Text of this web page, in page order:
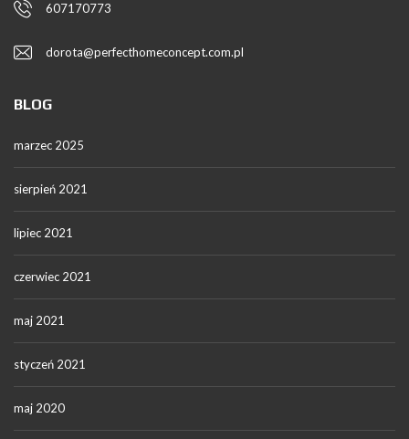
607170773
dorota@perfecthomeconcept.com.pl
BLOG
marzec 2025
sierpień 2021
lipiec 2021
czerwiec 2021
maj 2021
styczeń 2021
maj 2020